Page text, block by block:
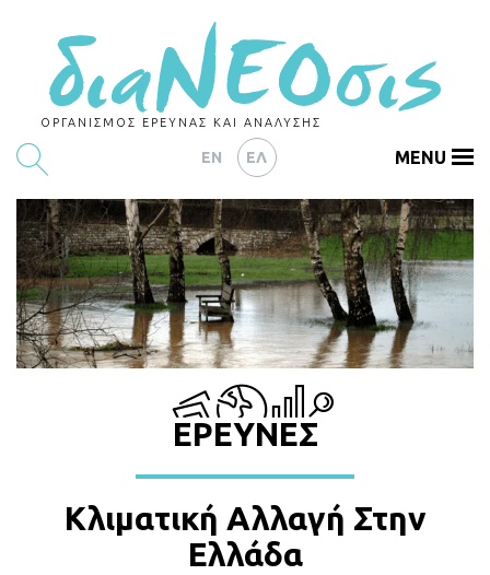
ΟΡΓΑΝΙΣΜΟΣ ΕΡΕΥΝΑΣ ΚΑΙ ΑΝΑΛΥΣΗΣ
EN ΕΛ
ΕΡΕΥΝΕΣ
ΑΡΘΡΟΓΡΑΦΙΑ
ΕΚΔΗΛΩΣΕΙΣ
DATA
ΔΕΙΚΤΕΣ
PODCASTS
BLOG
MENU
ΕΡΕΥΝΕΣ
Κλιματική Αλλαγή Στην
Ελλάδα